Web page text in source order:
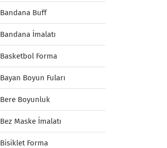
Bandana Buff
Bandana İmalatı
Basketbol Forma
Bayan Boyun Fuları
Bere Boyunluk
Bez Maske İmalatı
Bisiklet Forma